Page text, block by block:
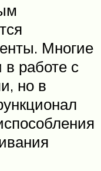
Многие
в работе с
но в